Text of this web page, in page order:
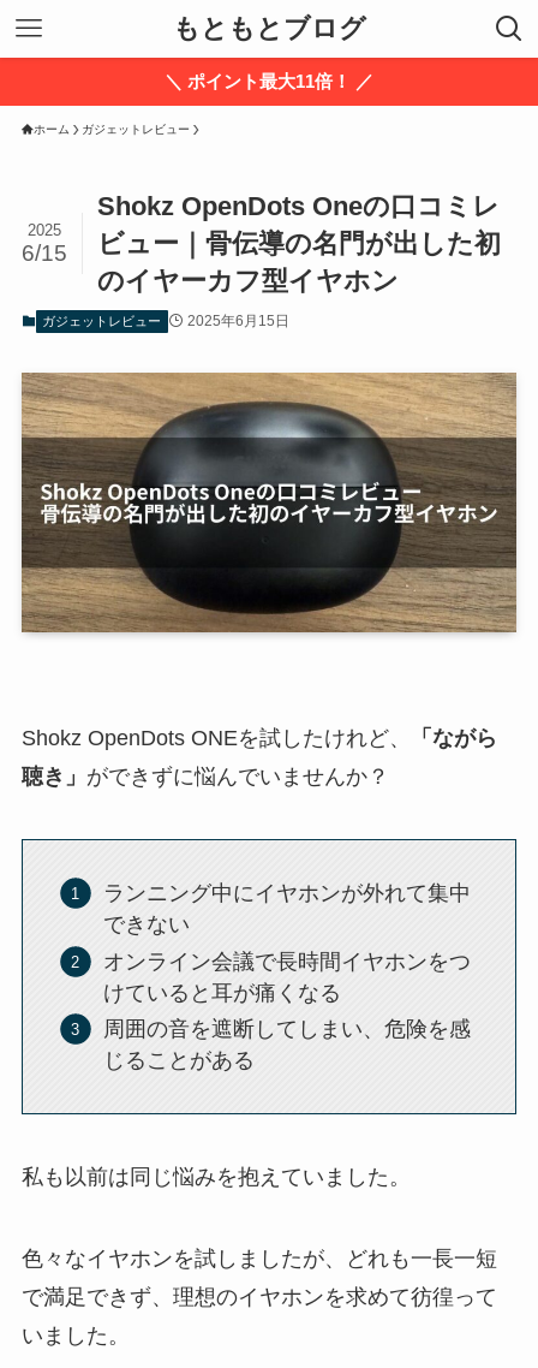
もともとブログ
＼ ポイント最大11倍！ ／
ホーム ガジェットレビュー
Shokz OpenDots Oneの口コミレ
ビュー｜骨伝導の名門が出した初
のイヤーカフ型イヤホン
2025
6/15
ガジェットレビュー 2025年6月15日
Shokz OpenDots ONEを試したけれど、
「ながら
聴き」 ができずに悩んでいませんか？
ランニング中にイヤホンが外れて集中
できない
オンライン会議で長時間イヤホンをつ
けていると耳が痛くなる
周囲の音を遮断してしまい、危険を感
じることがある
私も以前は同じ悩みを抱えていました。
色々なイヤホンを試しましたが、どれも一長一短
で満足できず、理想のイヤホンを求めて彷徨って
いました。